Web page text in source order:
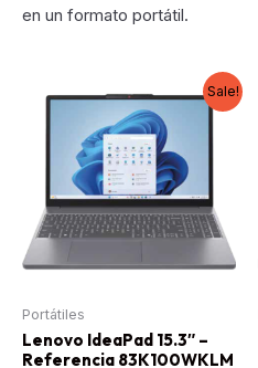
en un formato portátil.
Sale!
Portátiles
Lenovo IdeaPad 15.3″ –
Referencia 83K100WKLM